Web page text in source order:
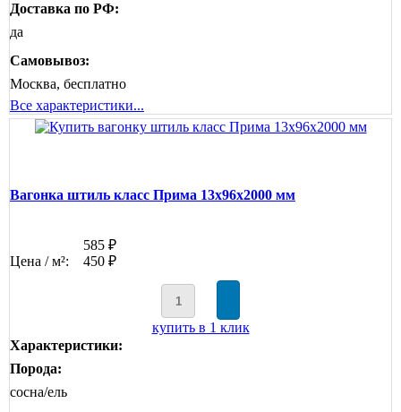
Доставка по РФ:
да
Самовывоз:
Москва, бесплатно
Все характеристики...
Вагонка штиль класс Прима 13x96x2000 мм
585 ₽
Цена / м²:
450 ₽
купить в 1 клик
Характеристики:
Порода:
сосна/ель